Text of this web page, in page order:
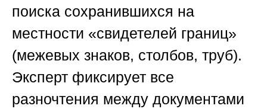
поиска сохранившихся на
местности «свидетелей границ»
(межевых знаков, столбов, труб).
Эксперт фиксирует все
разночтения между документами